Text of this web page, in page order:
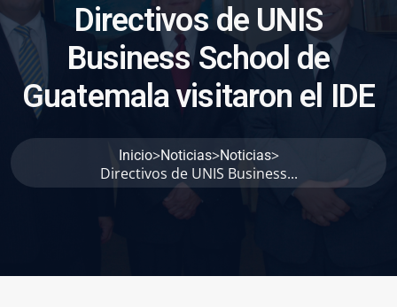
Directivos de UNIS
Business Schoo de
Guatemal avisitaron e IDE
Inicio>Noticias>Noticias>
Directivos de UNIS Business...